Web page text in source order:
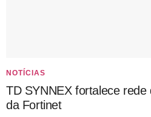
NOTÍCIAS
TD SYNNEX fortalece rede
da Fortinet